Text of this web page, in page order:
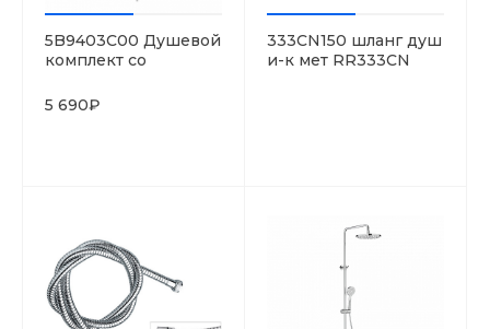
5B9403C00 Душевой
комплект со
80/1
5 690₽
333CN150 шланг душ
и-к мет RR333CN